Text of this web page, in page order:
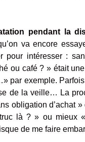
pendant la
va encore
pour intéresser :
ou café ? » était
par exemple.
de la veille… La
obligation d’achat »
là ? » ou mieux «
de me faire